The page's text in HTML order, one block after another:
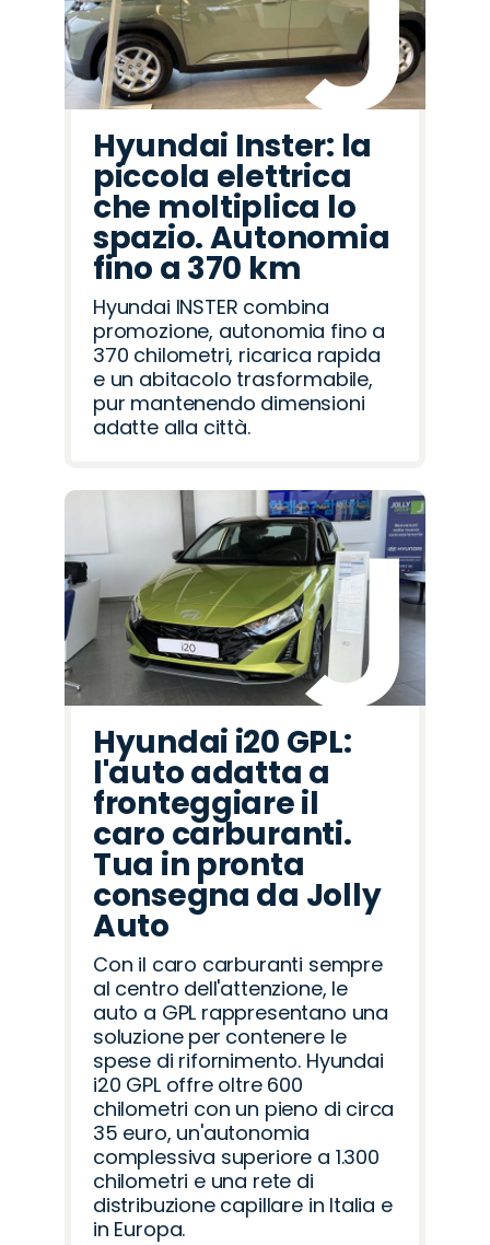
Hyundai Inster: la
piccola elettrica
che moltiplica lo
spazio. Autonomia
fino a 370 km
Hyundai INSTER combina
promozione, autonomia fino a
370 chilometri, ricarica rapida
e un abitacolo trasformabile,
pur mantenendo dimensioni
adatte alla città.
Hyundai i20 GPL:
l'auto adatta a
fronteggiare il
caro carburanti.
Tua in pronta
consegna da Jolly
Auto
Con il caro carburanti sempre
al centro dell'attenzione, le
auto a GPL rappresentano una
soluzione per contenere le
spese di rifornimento. Hyundai
i20 GPL offre oltre 600
chilometri con un pieno di circa
35 euro, un'autonomia
complessiva superiore a 1.300
chilometri e una rete di
distribuzione capillare in Italia e
in Europa.